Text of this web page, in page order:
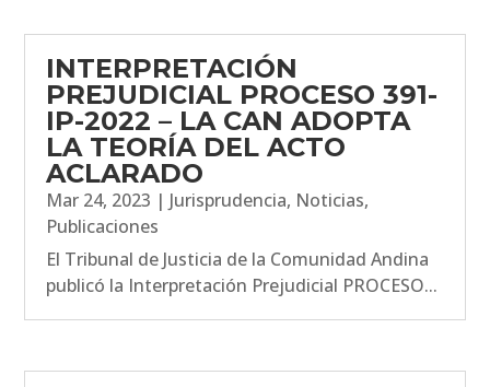
INTERPRETACIÓN
PREJUDICIAL PROCESO 391-
IP-2022 – LA CAN ADOPTA
LA TEORÍA DEL ACTO
ACLARADO
Mar 24, 2023 | Jurisprudencia, Noticias,
Publicaciones
El Tribunal de Justicia de la Comunidad Andina
publicó la Interpretación Prejudicial PROCESO...